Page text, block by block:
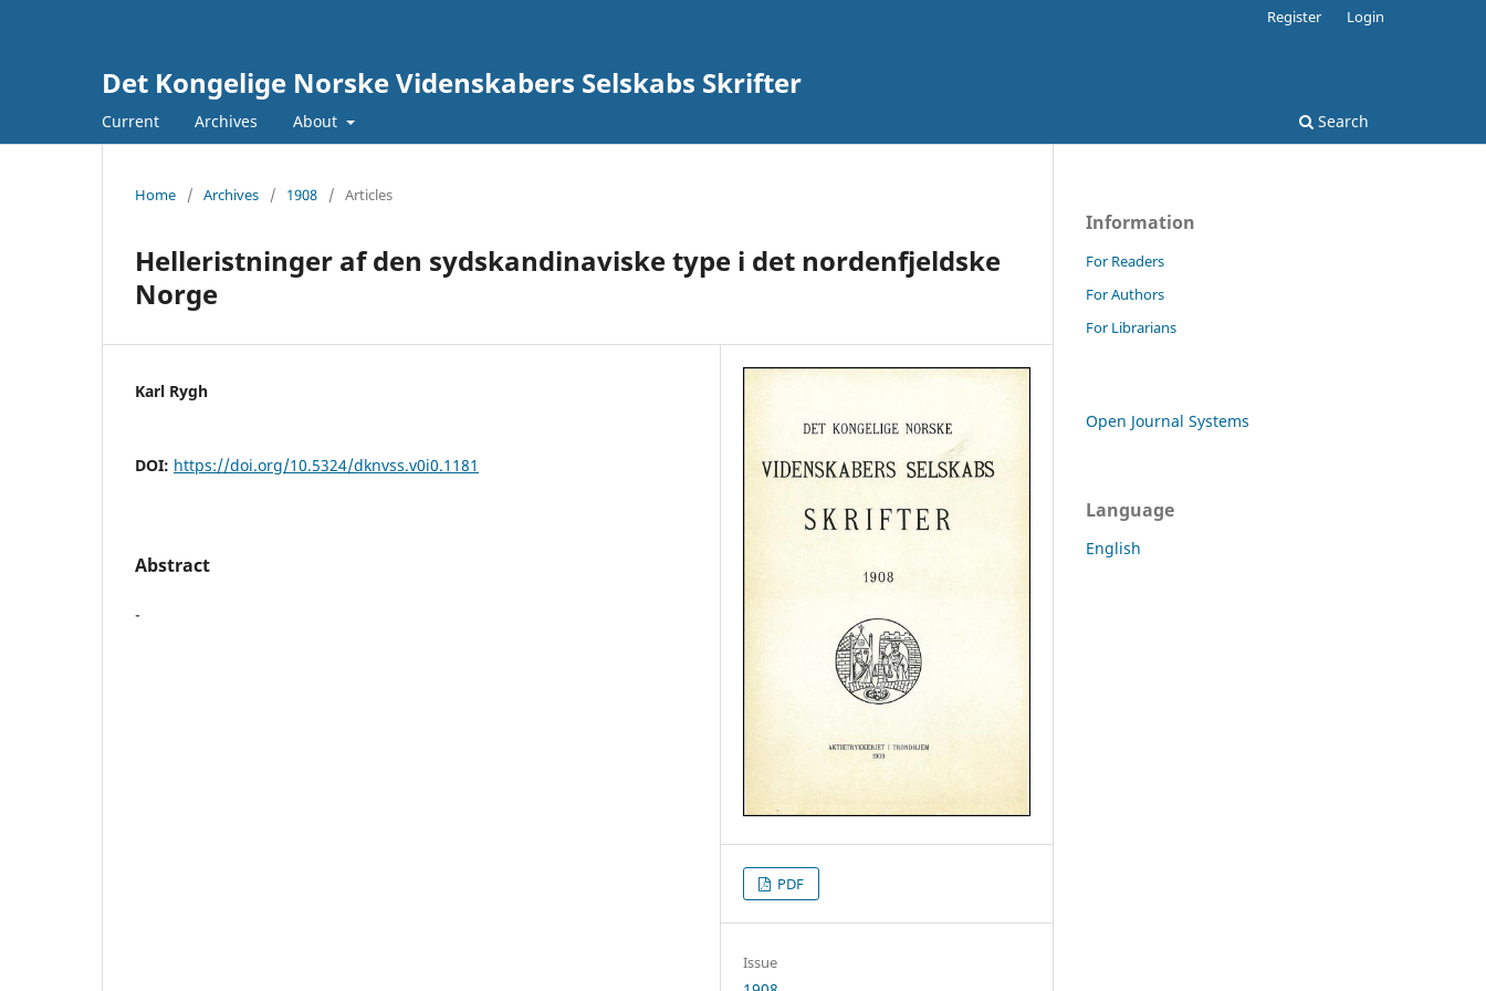
Det Kongelige Norske Videnskabers Selskabs Skrifter
Current Archives About Search
Register Login
Home / Archives / 1908 / Articles
Helleristninger af den sydskandinaviske type i det nordenfjeldske
Norge
Karl Rygh
DOI: https://doi.org/10.5324/dknvss.v0i0.1181
Abstract
-
PDF
Issue
Information
For Readers
For Authors
For Librarians
Open Journal Systems
Language
English